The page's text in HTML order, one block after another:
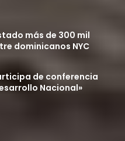
más de 300 mil
dominicanos NYC
de conferencia
Nacional»